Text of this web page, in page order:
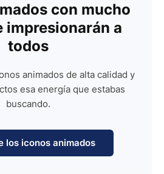
con mucho
impresionarán a
todos
animados de alta calidad y
esa energía que estabas
buscando.
los iconos animados